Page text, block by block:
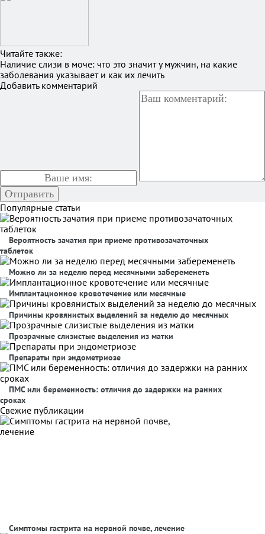
Читайте также:
Наличие слизи в моче: что это значит у мужчин, на какие
заболевания указывает и как их лечить
Добавить комментарий
Популярные статьи
Вероятность зачатия при приеме противозачаточных
таблеток
Можно ли за неделю перед месячными забеременеть
Имплантационное кровотечение или месячные
Причины кровянистых выделений за неделю до месячных
Прозрачные слизистые выделения из матки
Препараты при эндометриозе
ПМС или беременность: отличия до задержки на ранних
сроках
Свежие публикации
Симптомы гастрита на нервной почве, лечение